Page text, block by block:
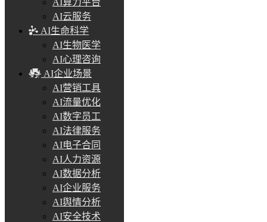
AI算力平台
AI云服务
AI生命科学
AI生物医学
AI心理咨询
AI企业场景
AI营销工具
AI流量优化
AI数字员工
AI法律服务
AI电子合同
AI人力资源
AI数据分析
AI企业服务
AI舆情分析
AI安全技术